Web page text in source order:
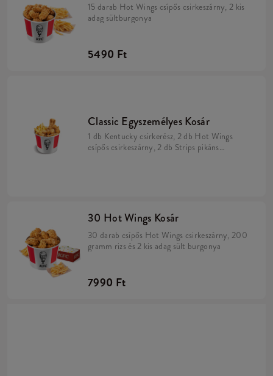
15 darab Hot Wings csípős csirkeszárny, 2 kis
adag sültburgonya
5490 Ft
Classic Egyszemélyes Kosár
1 db Kentucky csirkerész, 2 db Hot Wings
csípős csirkeszárny, 2 db Strips pikáns
30 Hot Wings Kosár
30 darab csípős Hot Wings csirkeszárny, 200
gramm rizs és 2 kis adag sült burgonya
7990 Ft